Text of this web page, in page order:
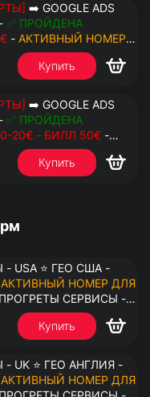
➡️ GOOGLE ADS
✅ ПРОЙДЕНА
- АКТИВНЫЙ НОМЕР
2ФА И РЕЗЕРВНЫЕ КОДЫ
ПОЧТА С
АНТИДЕТЕКТ
Купить
➡️ GOOGLE ADS
✅ ПРОЙДЕНА
20€ - БИЛЛ 50€ -
СМС-
ФАРМ -
- ПЕРЕДАЧА В
Купить
ГЕО США -
АКТИВНЫЙ НОМЕР ДЛЯ
СЕРВИСЫ -
Купить
АНГЛИЯ -
АКТИВНЫЙ НОМЕР ДЛЯ